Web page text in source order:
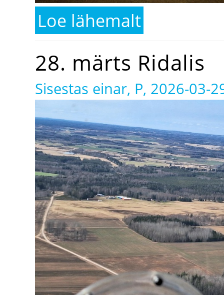
Loe lähemalt
28. märts Ridalis
Sisestas einar, P, 2026-03-